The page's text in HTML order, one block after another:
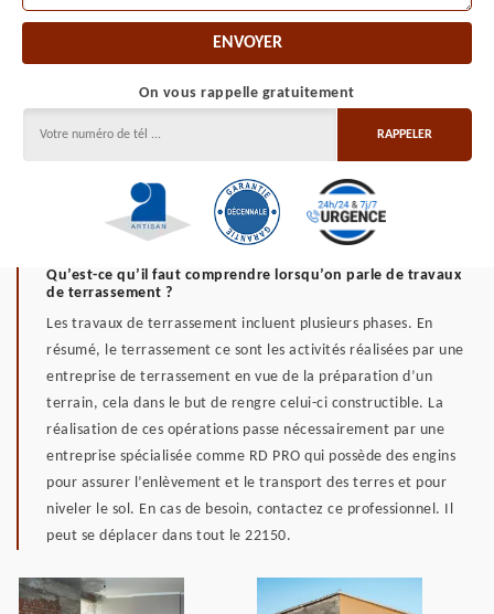
On vous rappelle gratuitement
Qu’est-ce qu’il faut comprendre lorsqu’on parle de travaux
de terrassement ?
Les travaux de terrassement incluent plusieurs phases. En
résumé, le terrassement ce sont les activités réalisées par une
entreprise de terrassement en vue de la préparation d’un
terrain, cela dans le but de rengre celui-ci constructible. La
réalisation de ces opérations passe nécessairement par une
entreprise spécialisée comme RD PRO qui possède des engins
pour assurer l’enlèvement et le transport des terres et pour
niveler le sol. En cas de besoin, contactez ce professionnel. Il
peut se déplacer dans tout le 22150.